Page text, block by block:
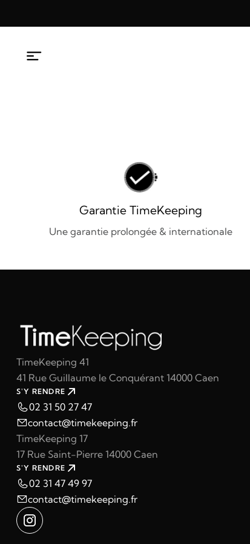
Garantie TimeKeeping
Une garantie prolongée & internationale
TimeKeeping 41
41 Rue Guillaume le Conquérant 14000 Caen
S'Y RENDRE
02 31 50 27 47
contact@timekeeping.fr
TimeKeeping 17
17 Rue Saint-Pierre 14000 Caen
S'Y RENDRE
02 31 47 49 97
contact@timekeeping.fr